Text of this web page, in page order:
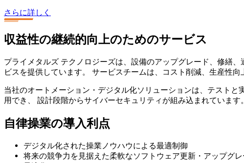
さらに詳しく
収益性の継続的向上のためのサービス
プライメタルズ テクノロジーズは、設備のアップグレード、修繕
ビスを提供しています。
サービスチームは、コスト削減、生産性向
当社のオートメーション・デジタル化ソリューションは、テストと
用でき、
設計段階からサイバーセキュリティが組み込まれています。
自律操業の導入利点
デジタル化された操業ノウハウによる最適制御
将来の競争力を見据えた柔軟なソフトウェア更新・アップグレ